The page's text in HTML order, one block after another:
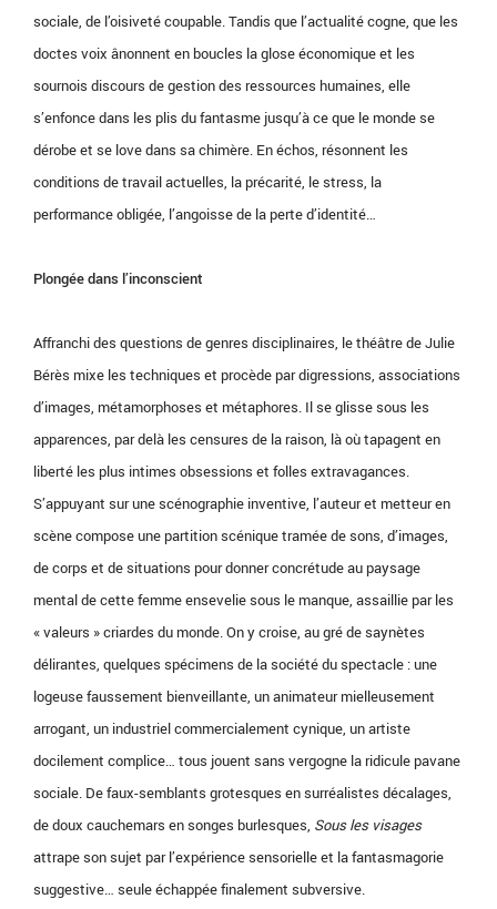
sociale, de l’oisiveté coupable. Tandis que l’actualité cogne, que les
doctes voix ânonnent en boucles la glose économique et les
sournois discours de gestion des ressources humaines, elle
s’enfonce dans les plis du fantasme jusqu’à ce que le monde se
dérobe et se love dans sa chimère. En échos, résonnent les
conditions de travail actuelles, la précarité, le stress, la
performance obligée, l’angoisse de la perte d’identité…
Plongée dans l’inconscient
Affranchi des questions de genres disciplinaires, le théâtre de Julie
Bérès mixe les techniques et procède par digressions, associations
d’images, métamorphoses et métaphores. Il se glisse sous les
apparences, par delà les censures de la raison, là où tapagent en
liberté les plus intimes obsessions et folles extravagances.
S’appuyant sur une scénographie inventive, l’auteur et metteur en
scène compose une partition scénique tramée de sons, d’images,
de corps et de situations pour donner concrétude au paysage
mental de cette femme ensevelie sous le manque, assaillie par les
« valeurs » criardes du monde. On y croise, au gré de saynètes
délirantes, quelques spécimens de la société du spectacle : une
logeuse faussement bienveillante, un animateur mielleusement
arrogant, un industriel commercialement cynique, un artiste
docilement complice… tous jouent sans vergogne la ridicule pavane
sociale. De faux-semblants grotesques en surréalistes décalages,
de doux cauchemars en songes burlesques, Sous les visages
attrape son sujet par l’expérience sensorielle et la fantasmagorie
suggestive… seule échappée finalement subversive.